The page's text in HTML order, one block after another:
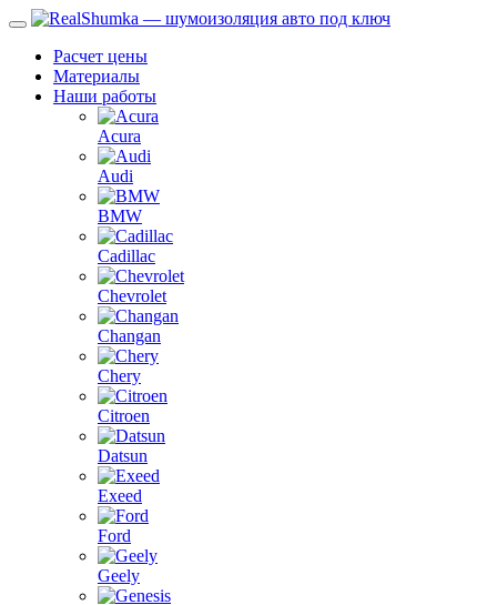
Расчет цены
Материалы
Наши работы
Acura
Audi
BMW
Cadillac
Chevrolet
Changan
Chery
Citroen
Datsun
Exeed
Ford
Geely